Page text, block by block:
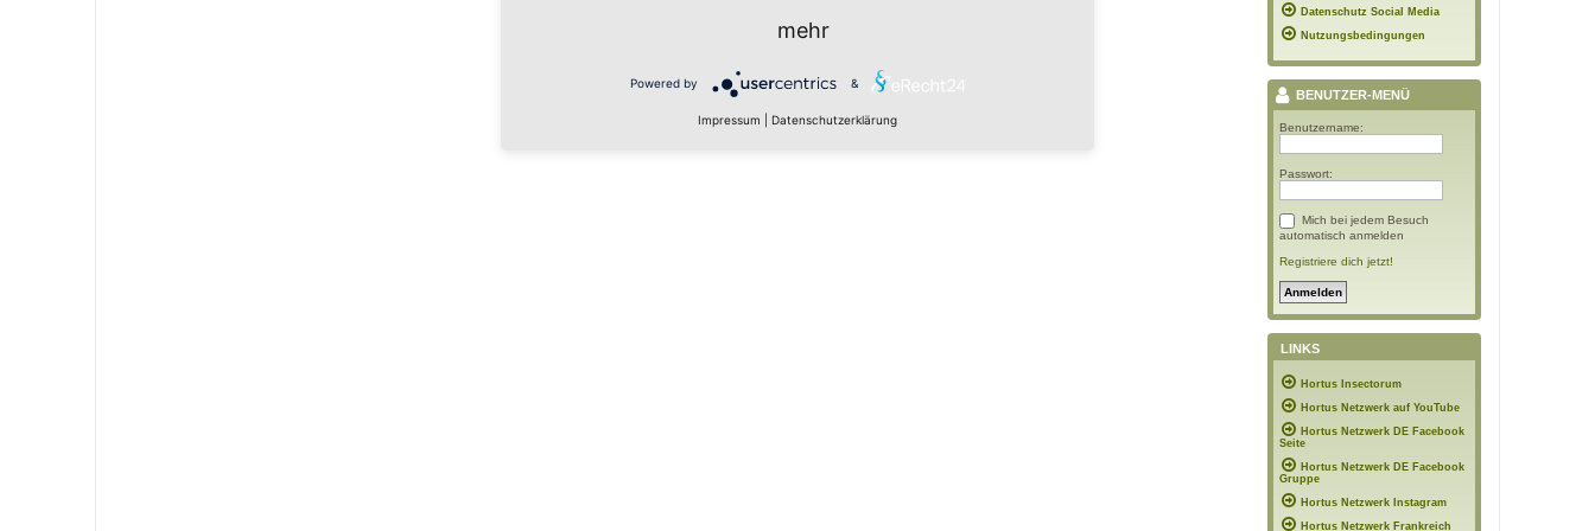
Datenschutz Social Media
Nutzungsbedingungen
BENUTZER-MENÜ
Benutzername:
Passwort:
Mich bei jedem Besuch
automatisch anmelden
Registriere dich jetzt!
LINKS
Hortus Insectorum
Hortus Netzwerk auf YouTube
Hortus Netzwerk DE Facebook
Seite
Hortus Netzwerk DE Facebook
Gruppe
Hortus Netzwerk Instagram
Hortus Netzwerk Frankreich
mehr
Powered by &
Impressum Datenschutzerklärung